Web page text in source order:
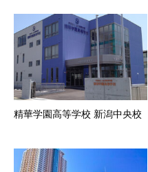
精華学園高等学校 新潟中央校